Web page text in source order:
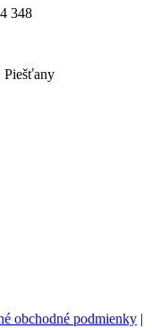
348
Piešťany
obchodné podmienky |